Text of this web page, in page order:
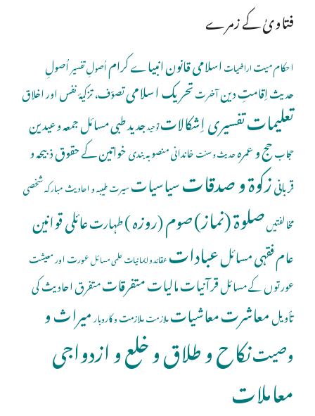
فتاویٰ کے زمرے
احکام میتاراضیاتاسلامی قانونانبیاے کراماُصولِ تفسیراُصولِ
حدیثاِقامتِ دینآخرتتحریک اسلامیتصوّف، تزکیۂ نفس اور اخلاق
تعلیماتتفسیری اِشکالاتتوحیدجدید طبی مسائلجمعہ و عیدین
حجابحج و عمرہحدیث و سنتخاندانی منصوبہ بندیخواتین کے حقوقذبیحہ و
قربانیزکوۃ و صدقاتسیاسیاتسیرت طیبہ و احادیث مبارکہشخصی
مخالفتیںصلوة (نماز)صوم (روزہ )طہارتعائلی قوانین
عام فقہی مسائلعباداتعقائد و ایمانیاتعلمی مسائلعورت اور معیشت
عورتوں کے مسائلقرآنیاتمالیاتمتفرقاتمتفرق احادیث کی
تأویلمعاشرتمعاشیاتملازمتملازمت و کاروبارمیراث و
وصیتنکاح و طلاق و خلع و ازدواجی
معاملات